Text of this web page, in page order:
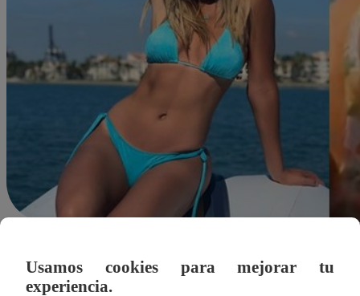
22 de abril 2019
Usamos cookies para mejorar tu
experiencia.